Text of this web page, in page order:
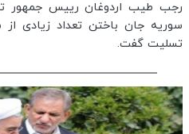
رجب طیب اردوغان رییس جمهور
سوریه جان باختن تعداد زیادی از
تسلیت گفت.